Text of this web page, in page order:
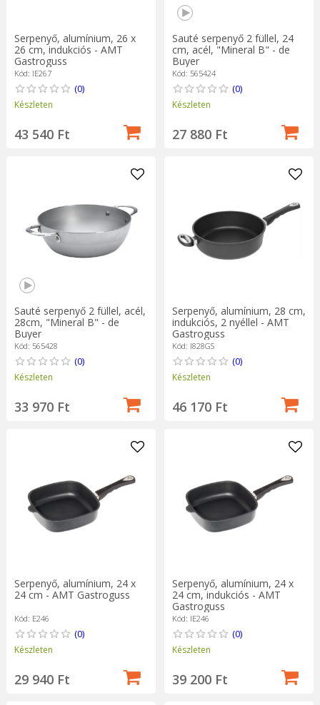
Serpenyő, alumínium, 26 x
26 cm, indukciós - AMT
Gastroguss
Kód: IE267
(0)
Készleten
43 540 Ft
Sauté serpenyő 2 füllel, 24
cm, acél, "Mineral B" - de
Buyer
Kód: 565424
(0)
Készleten
27 880 Ft
Sauté serpenyő 2 füllel, acél,
28cm, "Mineral B" - de
Buyer
Kód: 565428
(0)
Készleten
33 970 Ft
Serpenyő, alumínium, 28 cm,
indukciós, 2 nyéllel - AMT
Gastroguss
Kód: I828GS
(0)
Készleten
46 170 Ft
Serpenyő, alumínium, 24 x
24 cm - AMT Gastroguss
Kód: E246
(0)
Készleten
29 940 Ft
Serpenyő, alumínium, 24 x
24 cm, indukciós - AMT
Gastroguss
Kód: IE246
(0)
Készleten
39 200 Ft